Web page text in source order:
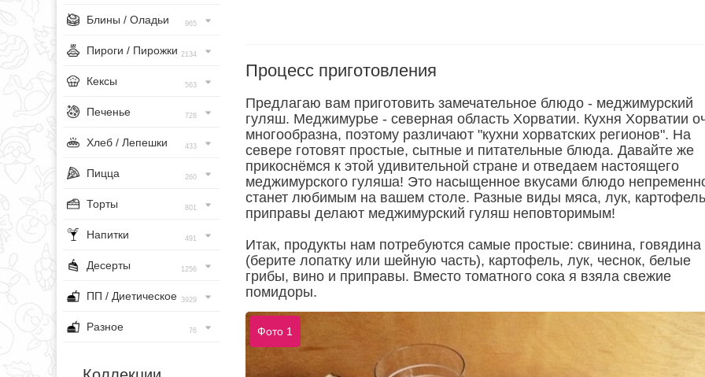
Блины / Оладьи 965
Пироги / Пирожки 2134
Кексы 563
Печенье 728
Хлеб / Лепешки 433
Пицца 260
Торты 801
Напитки 491
Десерты 1256
ПП / Диетическое 3929
Разное 76
Процесс приготовления
Предлагаю вам приготовить замечательное блюдо - меджимурский
гуляш. Меджимурье - северная область Хорватии. Кухня Хорватии
многообразна, поэтому различают "кухни хорватских регионов". На
севере готовят простые, сытные и питательные блюда. Давайте же
прикоснёмся к этой удивительной стране и отведаем настоящего
меджимурского гуляша! Это насыщенное вкусами блюдо
станет любимым на вашем столе. Разные виды мяса, лук,
приправы делают меджимурский гуляш неповторимым!
Итак, продукты нам потребуются самые простые: свинина, говядина
(берите лопатку или шейную часть), картофель, лук, чеснок, белые
грибы, вино и приправы. Вместо томатного сока я взяла свежие
помидоры.
Фото 1